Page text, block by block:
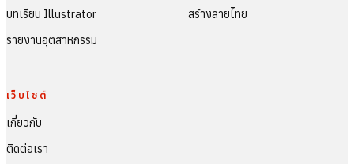
บทเรียน Illustrator
รายงานอุตสาหกรรม
สร้างลายไทย
เว็บไซต์
เกี่ยวกับ
ติดต่อเรา